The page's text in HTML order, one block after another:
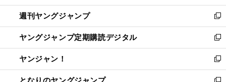
開
く
ウ
で
開
く
ン
ド
ウ
で
開
く
ウ
ィ
ン
ド
ウ
で
開
く
週刊ヤングジャンプ
新
し
い
ウ
ィ
ン
ヤングジャンプ定期購読デジタル
新
し
い
ウ
ヤンジャン！
新
し